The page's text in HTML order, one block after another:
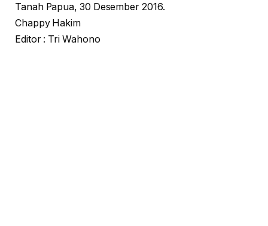
Tanah Papua, 30 Desember 2016.
Chappy Hakim
Editor : Tri Wahono